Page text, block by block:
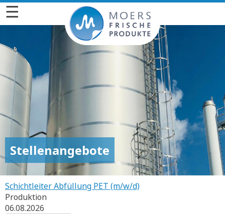
☰
Stellenangebote
Schichtleiter Abfüllung PET (m/w/d)
Produktion
06.08.2026